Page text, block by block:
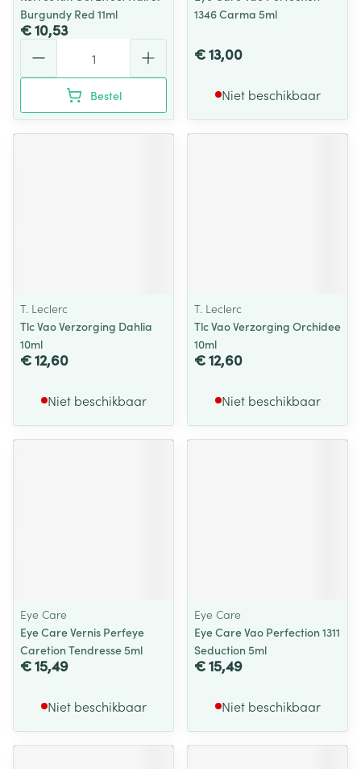
Burgundy Red 11ml
€ 10,53
Bestel
1346 Carma 5ml
€ 13,00
Niet beschikbaar
T. Leclerc
Tlc Vao Verzorging Dahlia
10ml
€ 12,60
Niet beschikbaar
T. Leclerc
Tlc Vao Verzorging Orchidee
10ml
€ 12,60
Niet beschikbaar
Eye Care
Eye Care Vernis Perfeye
Caretion Tendresse 5ml
€ 15,49
Niet beschikbaar
Eye Care
Eye Care Vao Perfection 1311
Seduction 5ml
€ 15,49
Niet beschikbaar